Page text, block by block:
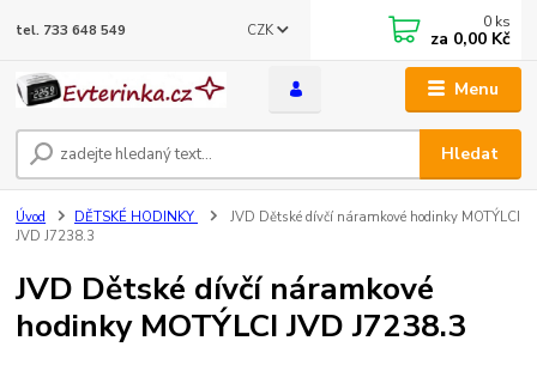
Menu
CZK
Hledat
tel. 733 648 549 0 ks
za 0,00 Kč
Úvod DĚTSKÉ HODINKY
JVD Dětské dívčí náramkové hodinky MOTÝLCI
JVD J7238.3
JVD Dětské dívčí náramkové
hodinky MOTÝLCI JVD J7238.3